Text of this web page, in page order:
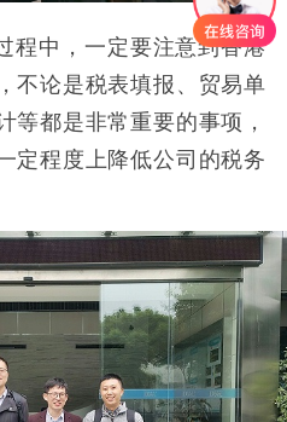
程中，一定要注意到香港
不论是税表填报、贸易单
等都是非常重要的事项，
定程度上降低公司的税务